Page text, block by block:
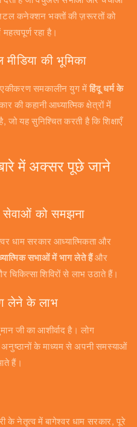
कनेक्शन भक्तों की ज़रूरतों को
रहा है।
की भूमिका
एकीकरण समकालीन युग मेंहिंदू धर्म के
की कहानी आध्यात्मिक क्षेत्रों में
जो यह सुनिश्चित करती है कि शिक्षाएँ
में अक्सर पूछे जाने
सेवाओं को समझना
धाम सरकार आध्यात्मिकता और
सभाओं में भाग लेते हैंऔर
शिविरों से लाभ उठाते हैं।
लेने के लाभ
जी का आशीर्वाद है। लोग
अनुष्ठानों के माध्यम से अपनी समस्याओं
हैं।
के नेतृत्व में बागेश्वर धाम सरकार, पूरे